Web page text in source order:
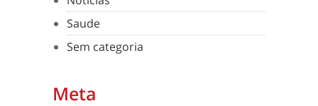
Saude
Sem categoria
Meta